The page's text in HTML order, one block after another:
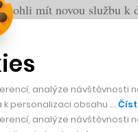
mít novou službu k
18x více, než
analýze návštěvnosti
personalizaci obsahu …
analýze návštěvnosti